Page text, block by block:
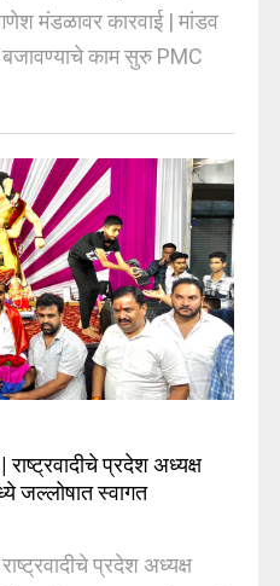
मंडळावर कारवाई | मांडव
बजावण्याचे काम सुरु PMC
प्रदेश अध्यक्ष
जल्लोषात स्वागत
प्रदेश अध्यक्ष